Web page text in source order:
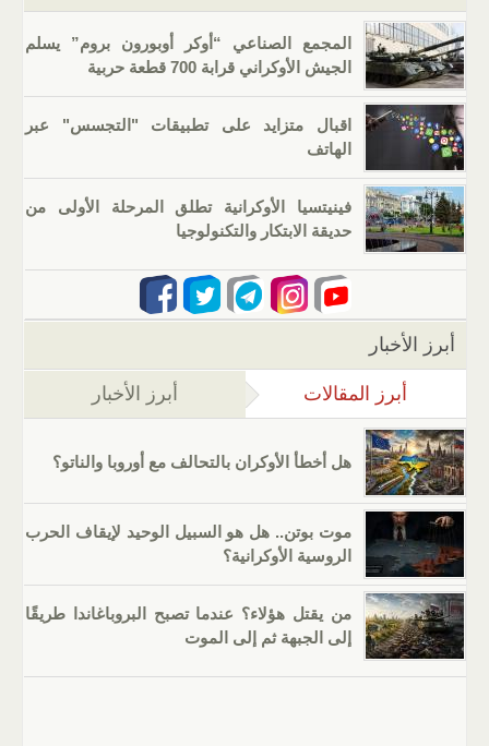
المجمع الصناعي “أوكر أوبورون بروم” يسلم
الجيش الأوكراني قرابة 700 قطعة حربية
اقبال متزايد على تطبيقات "التجسس" عبر
الهاتف
فينيتسيا الأوكرانية تطلق المرحلة الأولى من
حديقة الابتكار والتكنولوجيا
أبرز الأخبار
أبرز المقالات (علامة التبويب النشطة)
أبرز الأخبار
هل أخطأ الأوكران بالتحالف مع أوروبا والناتو؟
موت بوتن.. هل هو السبيل الوحيد لإيقاف الحرب
الروسية الأوكرانية؟
من يقتل هؤلاء؟ عندما تصبح البروباغاندا طريقًا
إلى الجبهة ثم إلى الموت